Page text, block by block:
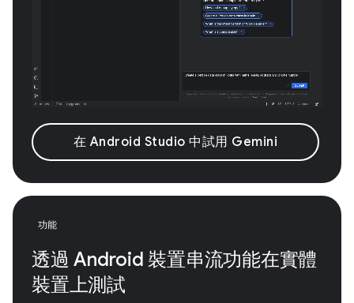
在 Android Studio 中試用 Gemini
功能
透過 Android 裝置串流功能在實體
裝置上測試